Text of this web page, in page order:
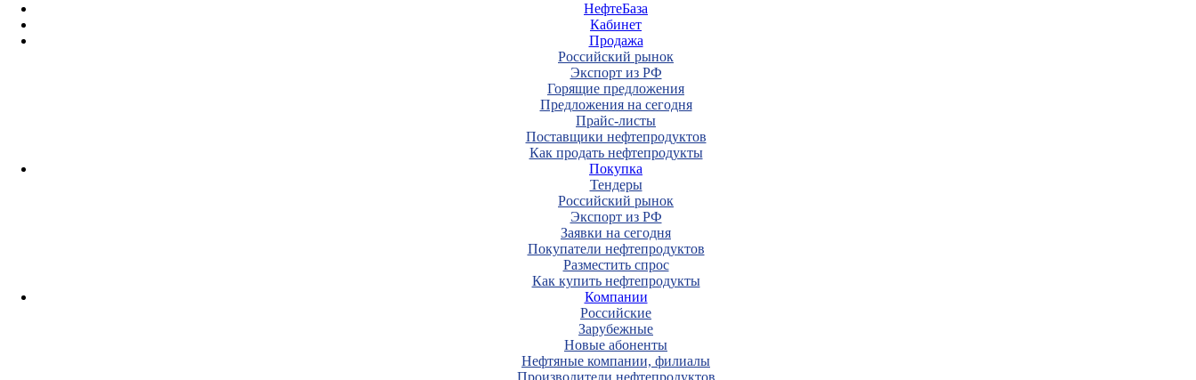
НефтеБаза
Кабинет
Продажа
Российский рынок
Экспорт из РФ
Горящие предложения
Предложения на сегодня
Прайс-листы
Поставщики нефтепродуктов
Как продать нефтепродукты
Покупка
Тендеры
Российский рынок
Экспорт из РФ
Заявки на сегодня
Покупатели нефтепродуктов
Разместить спрос
Как купить нефтепродукты
Компании
Российские
Зарубежные
Новые абоненты
Нефтяные компании, филиалы
Производители нефтепродуктов